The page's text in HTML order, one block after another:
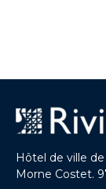
Hôtel de ville
Morne Costet.